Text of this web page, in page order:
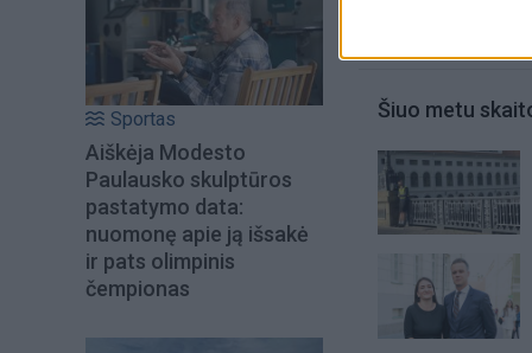
Sportas
Aiškėja Modesto
Paulausko skulptūros
pastatymo data:
nuomonę apie ją išsakė
ir pats olimpinis
čempionas
Šiuo metu